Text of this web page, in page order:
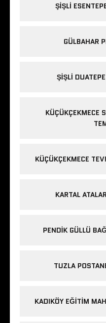
ŞIŞLI
GÜLBAHAR
ŞIŞLI
KÜÇÜKÇEKMECE
KÜÇÜKÇEKMECE
KARTAL
PENDIK GÜLLÜ
TUZLA
KADIKÖY EĞITIM